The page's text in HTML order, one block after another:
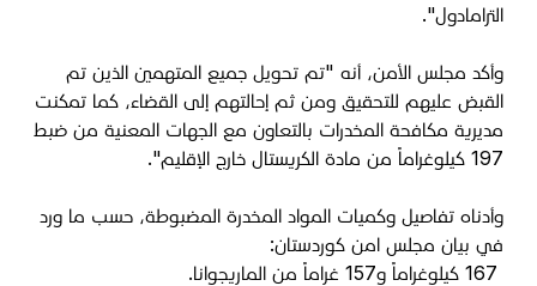
الترامادول".
وأكد مجلس الأمن، أنه "تم تحويل جميع المتهمين الذين تم
القبض عليهم للتحقيق ومن ثم إحالتهم إلى القضاء، كما تمكنت
مديرية مكافحة المخدرات بالتعاون مع الجهات المعنية من ضبط
197 كيلوغراماً من مادة الكريستال خارج الإقليم".
وأدناه تفاصيل وكميات المواد المخدرة المضبوطة، حسب ما ورد
في بيان مجلس امن كوردستان:
167 كيلوغراماً و157 غراماً من الماريجوانا
.